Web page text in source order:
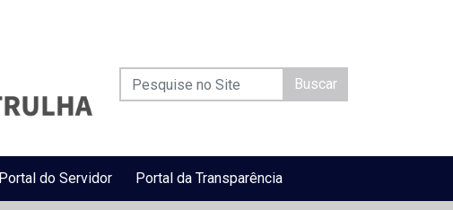
Buscar
Portal do Servidor Portal da Transparência